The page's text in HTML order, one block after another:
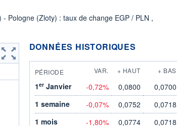
Pologne (Zloty) : taux de change EGP / PLN ,
DONNÉES HISTORIQUES
PÉRIODE VAR. + HAUT + BAS
1erJanvier -0,72% 0,0800
0,0700
1 semaine
-0,07% 0,0752
0,0718
1 mois
-1,80% 0,0774
0,0718